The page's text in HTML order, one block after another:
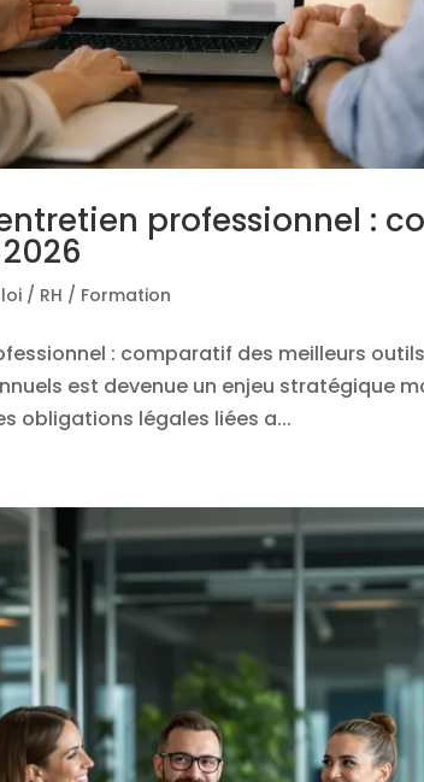
professionnel :
/ RH / Formation
: comparatif des meilleurs
est devenue un enjeu stratégique
obligations légales liées a...